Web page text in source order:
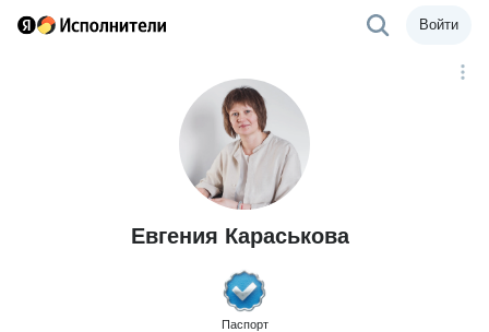
Войти
Евгения Караськова
Паспорт